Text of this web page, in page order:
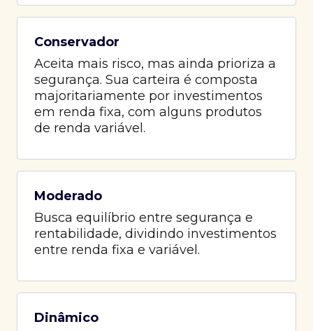
Conservador
Aceita mais risco, mas ainda prioriza a
segurança. Sua carteira é composta
majoritariamente por investimentos
em renda fixa, com alguns produtos
de renda variável.
Moderado
Busca equilíbrio entre segurança e
rentabilidade, dividindo investimentos
entre renda fixa e variável.
Dinâmico